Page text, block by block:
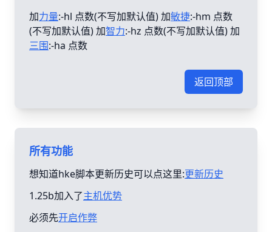
加力量:-hl 点数(不写加默认值) 加敏捷:-hm 点数
(不写加默认值) 加智力:-hz 点数(不写加默认值) 加
三围:-ha 点数
返回顶部
所有功能
想知道hke脚本更新历史可以点这里:更新历史
1.25b加入了主机优势
必须先开启作弊